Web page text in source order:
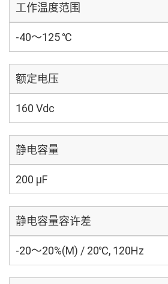
工作温度范围
-40～125 ℃
额定电压
160 Vdc
静电容量
200 µF
静电容量容许差
-20～20%(M) / 20℃, 120Hz